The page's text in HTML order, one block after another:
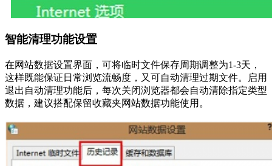
智能清理功能设置
在网站数据设置界面，可将临时文件保存周期调整为1-3天，
这样既能保证日常浏览流畅度，又可自动清理过期文件。启用
退出自动清理功能后，每次关闭浏览器都会自动清除指定类型
数据，建议搭配保留收藏夹网站数据功能使用。